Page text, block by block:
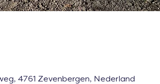
4761 Zevenbergen, Nederland